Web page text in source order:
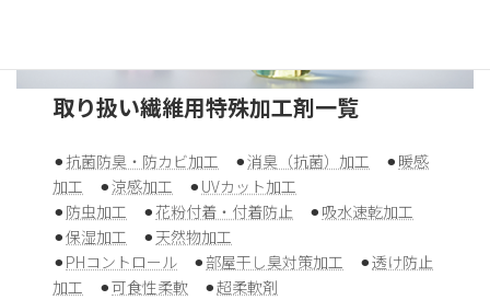
取り扱い繊維用特殊加工剤一覧
⚫︎ 抗菌防臭・防カビ加工 ⚫︎消臭（抗菌）加工 ⚫︎ 暖感
加工 ⚫︎涼感加工 ⚫︎ UVカット加工
⚫︎ 防虫加工 ⚫︎花粉付着・付着防止 ⚫︎ 吸水速乾加工
⚫︎保湿加工 ⚫︎ 天然物加工
⚫︎ PHコントロール ⚫︎部屋干し臭対策加工 ⚫︎透け防止
加工 ⚫︎可食性柔軟 ⚫︎超柔軟剤